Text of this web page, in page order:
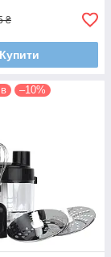
₴
Купити
–10%